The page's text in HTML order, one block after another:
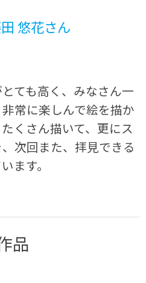
悠花さん
ても高く、みなさん一
常に楽しんで絵を描か
くさん描いて、更にス
次回また、拝見できる
ます。
品